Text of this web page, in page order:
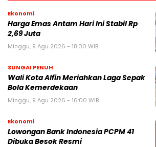
Ekonomi
Harga Emas Antam Hari Ini Stabil Rp
2,69 Juta
Minggu, 9 Agu 2026 - 18:00 WIB
SUNGAI PENUH
Wali Kota Alfin Meriahkan Laga Sepak
Bola Kemerdekaan
Minggu, 9 Agu 2026 - 16:00 WIB
Ekonomi
Lowongan Bank Indonesia PCPM 41
Dibuka Besok Resmi